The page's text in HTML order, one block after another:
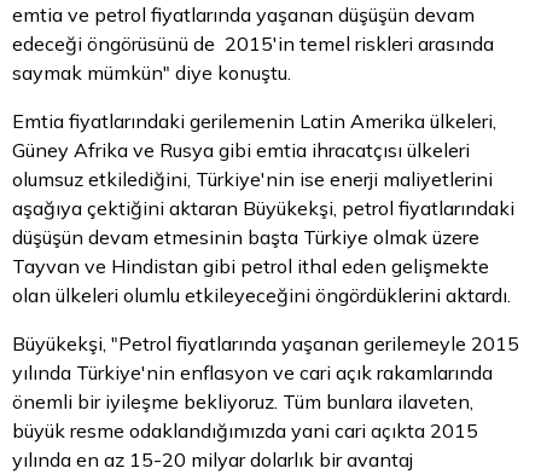
emtia ve petrol fiyatlarında yaşanan düşüşün devam
edeceği öngörüsünü de 2015'in temel riskleri arasında
saymak mümkün" diye konuştu.
Emtia fiyatlarındaki gerilemenin Latin Amerika ülkeleri,
Güney Afrika ve Rusya gibi emtia ihracatçısı ülkeleri
olumsuz etkilediğini, Türkiye'nin ise enerji maliyetlerini
aşağıya çektiğini aktaran Büyükekşi, petrol fiyatlarındaki
düşüşün devam etmesinin başta Türkiye olmak üzere
Tayvan ve Hindistan gibi petrol ithal eden gelişmekte
olan ülkeleri olumlu etkileyeceğini öngördüklerini aktardı.
Büyükekşi, "Petrol fiyatlarında yaşanan gerilemeyle 2015
yılında Türkiye'nin enflasyon ve cari açık rakamlarında
önemli bir iyileşme bekliyoruz. Tüm bunlara ilaveten,
büyük resme odaklandığımızda yani cari açıkta 2015
yılında en az 15-20 milyar dolarlık bir avantaj